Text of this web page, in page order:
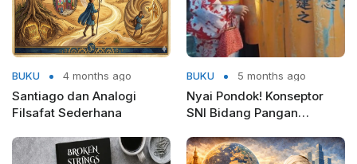
BUKU 4 months ago
Santiago dan Analogi
Filsafat Sederhana
BUKU 5 months ago
Nyai Pondok! Konseptor
SNI Bidang Pangan